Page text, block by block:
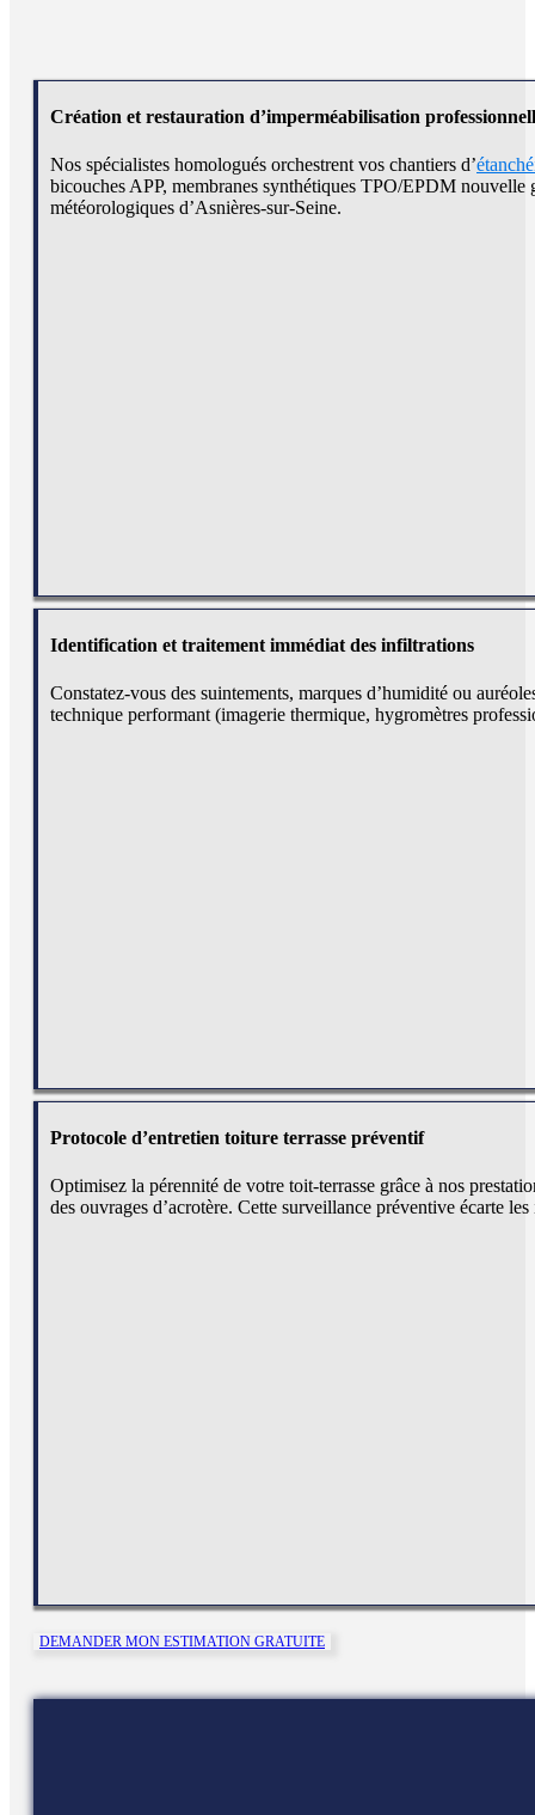
Création et restauration d’imperméabilisation
Nos spécialistes homologués orchestrent vos chantiers d’
bicouches APP, membranes synthétiques TPO/EPDM
météorologiques d’Asnières-sur-Seine.
Identification et traitement immédiat des infiltrations
Constatez-vous des suintements, marques d’humidité ou
technique performant (imagerie thermique, hygromètres
Protocole d’entretien toiture terrasse préventif
Optimisez la pérennité de votre toit-terrasse grâce à nos
des ouvrages d’acrotère. Cette surveillance préventive écarte
DEMANDER MON ESTIMATION GRATUITE